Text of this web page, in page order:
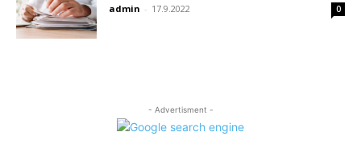
admin - 17.9.2022 0
- Advertisment -